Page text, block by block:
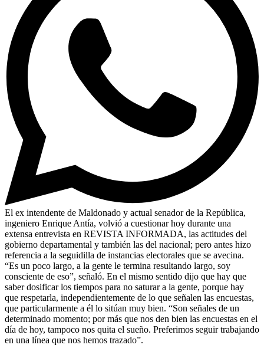
El ex intendente de Maldonado y actual senador de la República,
ingeniero Enrique Antía, volvió a cuestionar hoy durante una
extensa entrevista en REVISTA INFORMADA, las actitudes del
gobierno departamental y también las del nacional; pero antes hizo
referencia a la seguidilla de instancias electorales que se avecina.
“Es un poco largo, a la gente le termina resultando largo, soy
consciente de eso”, señaló. En el mismo sentido dijo que hay que
saber dosificar los tiempos para no saturar a la gente, porque hay
que respetarla, independientemente de lo que señalen las encuestas,
que particularmente a él lo sitúan muy bien. “Son señales de un
determinado momento; por más que nos den bien las encuestas en el
día de hoy, tampoco nos quita el sueño. Preferimos seguir trabajando
en una línea que nos hemos trazado”.